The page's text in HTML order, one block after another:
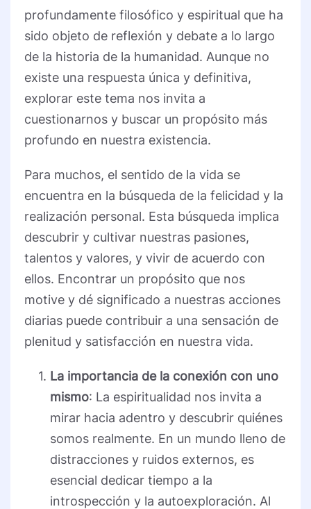
profundamente filosófico y espiritual que ha
sido objeto de reflexión y debate a lo largo
de la historia de la humanidad. Aunque no
existe una respuesta única y definitiva,
explorar este tema nos invita a
cuestionarnos y buscar un propósito más
profundo en nuestra existencia.
Para muchos, el sentido de la vida se
encuentra en la búsqueda de la felicidad y la
realización personal. Esta búsqueda implica
descubrir y cultivar nuestras pasiones,
talentos y valores, y vivir de acuerdo con
ellos. Encontrar un propósito que nos
motive y dé significado a nuestras acciones
diarias puede contribuir a una sensación de
plenitud y satisfacción en nuestra vida.
La importancia de la conexión con uno
mismo: La espiritualidad nos invita a
mirar hacia adentro y descubrir quiénes
somos realmente. En un mundo lleno de
distracciones y ruidos externos, es
esencial dedicar tiempo a la
introspección y la autoexploración. Al